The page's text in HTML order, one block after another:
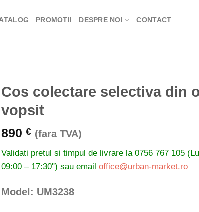
PROMOTII DESPRE NOI CONTACT
Cos colectare selectiva din
vopsit
890 € (fara TVA)
Validati pretul si timpul de livrare la 0756 767 105
09:00 – 17:30") sau email office@urban-market.ro
Model: UM3238